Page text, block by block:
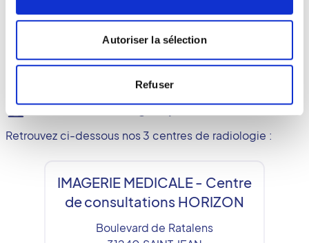
Autoriser la sélection
Refuser
médicale d’excellence.
Les cabinets du groupe
Retrouvez ci-dessous nos 3 centres de radiologie :
IMAGERIE MEDICALE - Centre
de consultations HORIZON
Boulevard de Ratalens